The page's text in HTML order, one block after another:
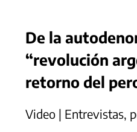
De la
“revolución
retorno del
Video | Entrevistas,